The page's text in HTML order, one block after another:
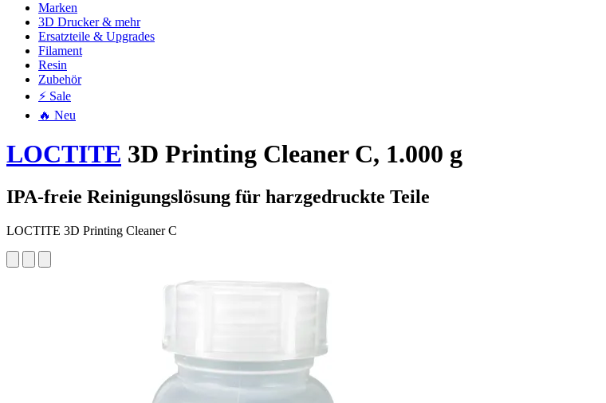
Marken
3D Drucker & mehr
Ersatzteile & Upgrades
Filament
Resin
Zubehör
⚡ Sale
🔥 Neu
LOCTITE 3D Printing Cleaner C, 1.000 g
IPA-freie Reinigungslösung für harzgedruckte Teile
LOCTITE 3D Printing Cleaner C